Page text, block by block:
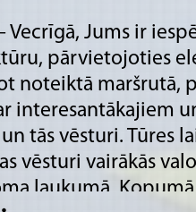
Vecrīgā, Jums ir
pārvietojoties
noteiktā maršrutā,
interesantākajiem
tās vēsturi. Tūres
vēsturi vairākās
laukumā.